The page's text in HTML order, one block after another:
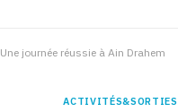
Une journée réussie à Ain Drahem
ACTIVITÉS&SORTIES